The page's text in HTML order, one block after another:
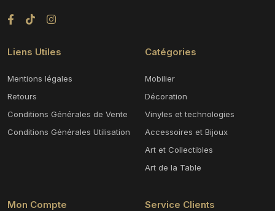
Liens Utiles
Mentions légales
Retours
Conditions Générales de Vente
Conditions Générales Utilisation
Catégories
Mobilier
Décoration
Vinyles et technologies
Accessoires et Bijoux
Art et Collectibles
Art de la Table
Mon Compte Service Clients